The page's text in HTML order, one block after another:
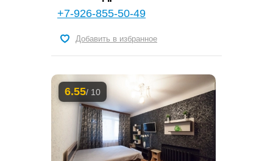
+7-926-855-50-49
Добавить в избранное
6.55/ 10